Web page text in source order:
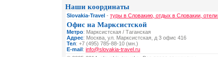
Наши координаты
Slovakia-Travel - туры в Словакию, отдых в Словакии,
Офис на Марксистской
Метро: Марксистская / Таганская
Адрес: Москва, ул. Марксистская, д 3 офис 416
Тел: +7 (495) 785-88-10 (мн.)
E-mail: info@slovakia-travel.ru